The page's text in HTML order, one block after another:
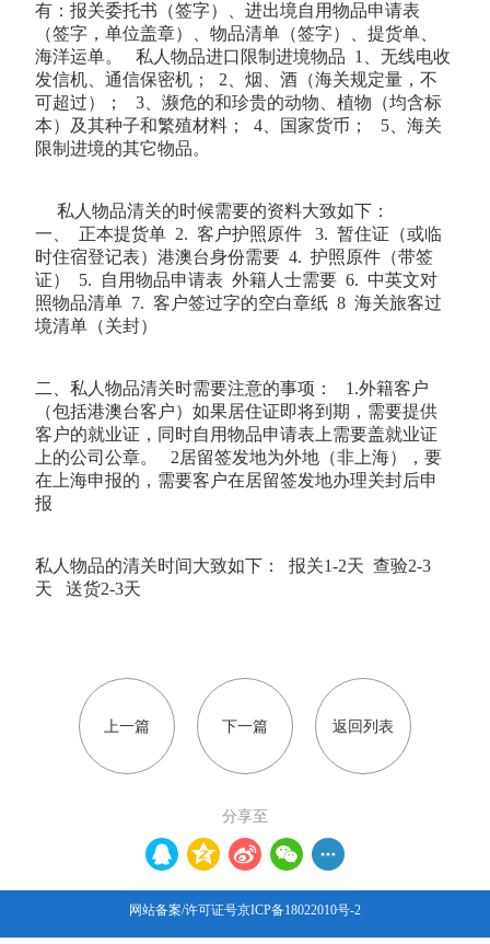
有：报关委托书（签字）、进出境自用物品申请表
（签字，单位盖章）、物品清单（签字）、提货单、
海洋运单。 私人物品进口限制进境物品 1、无线电收
发信机、通信保密机； 2、烟、酒（海关规定量，不
可超过）； 3、濒危的和珍贵的动物、植物（均含标
本）及其种子和繁殖材料； 4、国家货币； 5、海关
限制进境的其它物品。
私人物品清关的时候需要的资料大致如下：
一、 正本提货单 2. 客户护照原件 3. 暂住证（或临
时住宿登记表）港澳台身份需要 4. 护照原件（带签
证） 5. 自用物品申请表 外籍人士需要 6. 中英文对
照物品清单 7. 客户签过字的空白章纸 8 海关旅客过
境清单（关封）
二、私人物品清关时需要注意的事项： 1.外籍客户
（包括港澳台客户）如果居住证即将到期，需要提供
客户的就业证，同时自用物品申请表上需要盖就业证
上的公司公章。 2居留签发地为外地（非上海），要
在上海申报的，需要客户在居留签发地办理关封后申
报
私人物品的清关时间大致如下： 报关1-2天 查验2-3
天 送货2-3天
上一篇 下一篇 返回列表
分享至
网站备案/许可证号京ICP备18022010号-2